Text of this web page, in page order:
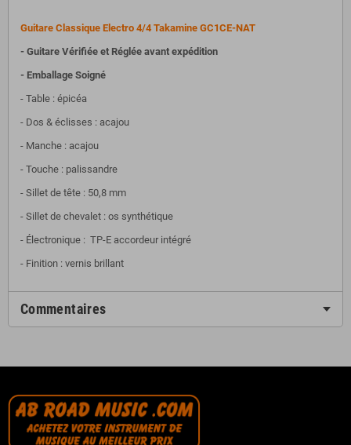
Guitare Classique Electro 4/4 Takamine GC1CE-NAT
- Guitare Vérifiée et Réglée avant expédition
- Emballage Soigné
- Table : épicéa
- Dos & éclisses : acajou
- Manche : acajou
- Touche : palissandre
- Sillet de tête : 50,8 mm
- Sillet de chevalet : os synthétique
- Électronique : TP-E accordeur intégré
- Finition : vernis brillant
Commentaires